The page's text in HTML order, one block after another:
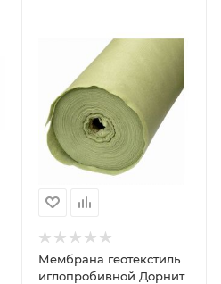
Мембрана геотекстиль
иглопробивной Дорнит